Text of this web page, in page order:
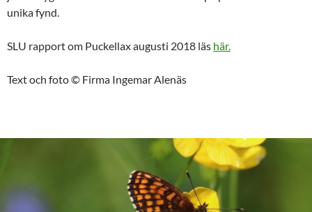
unika fynd.
SLU rapport om Puckellax augusti 2018 läs här.
Text och foto © Firma Ingemar Alenäs